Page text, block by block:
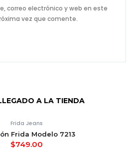
correo electrónico y web en este
vez que comente.
A LA TIENDA
Frida Jeans
Frida Modelo 7213
$749.00